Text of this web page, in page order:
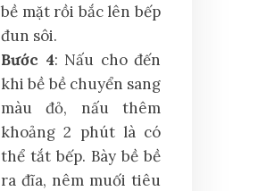
bề mặt rồi bắc lên bếp
đun sôi.
Bước 4: Nấu cho đến
khi bề bề chuyển sang
màu đỏ, nấu thêm
khoảng 2 phút là có
thể tắt bếp. Bày bề bề
ra đĩa, nêm muối tiêu